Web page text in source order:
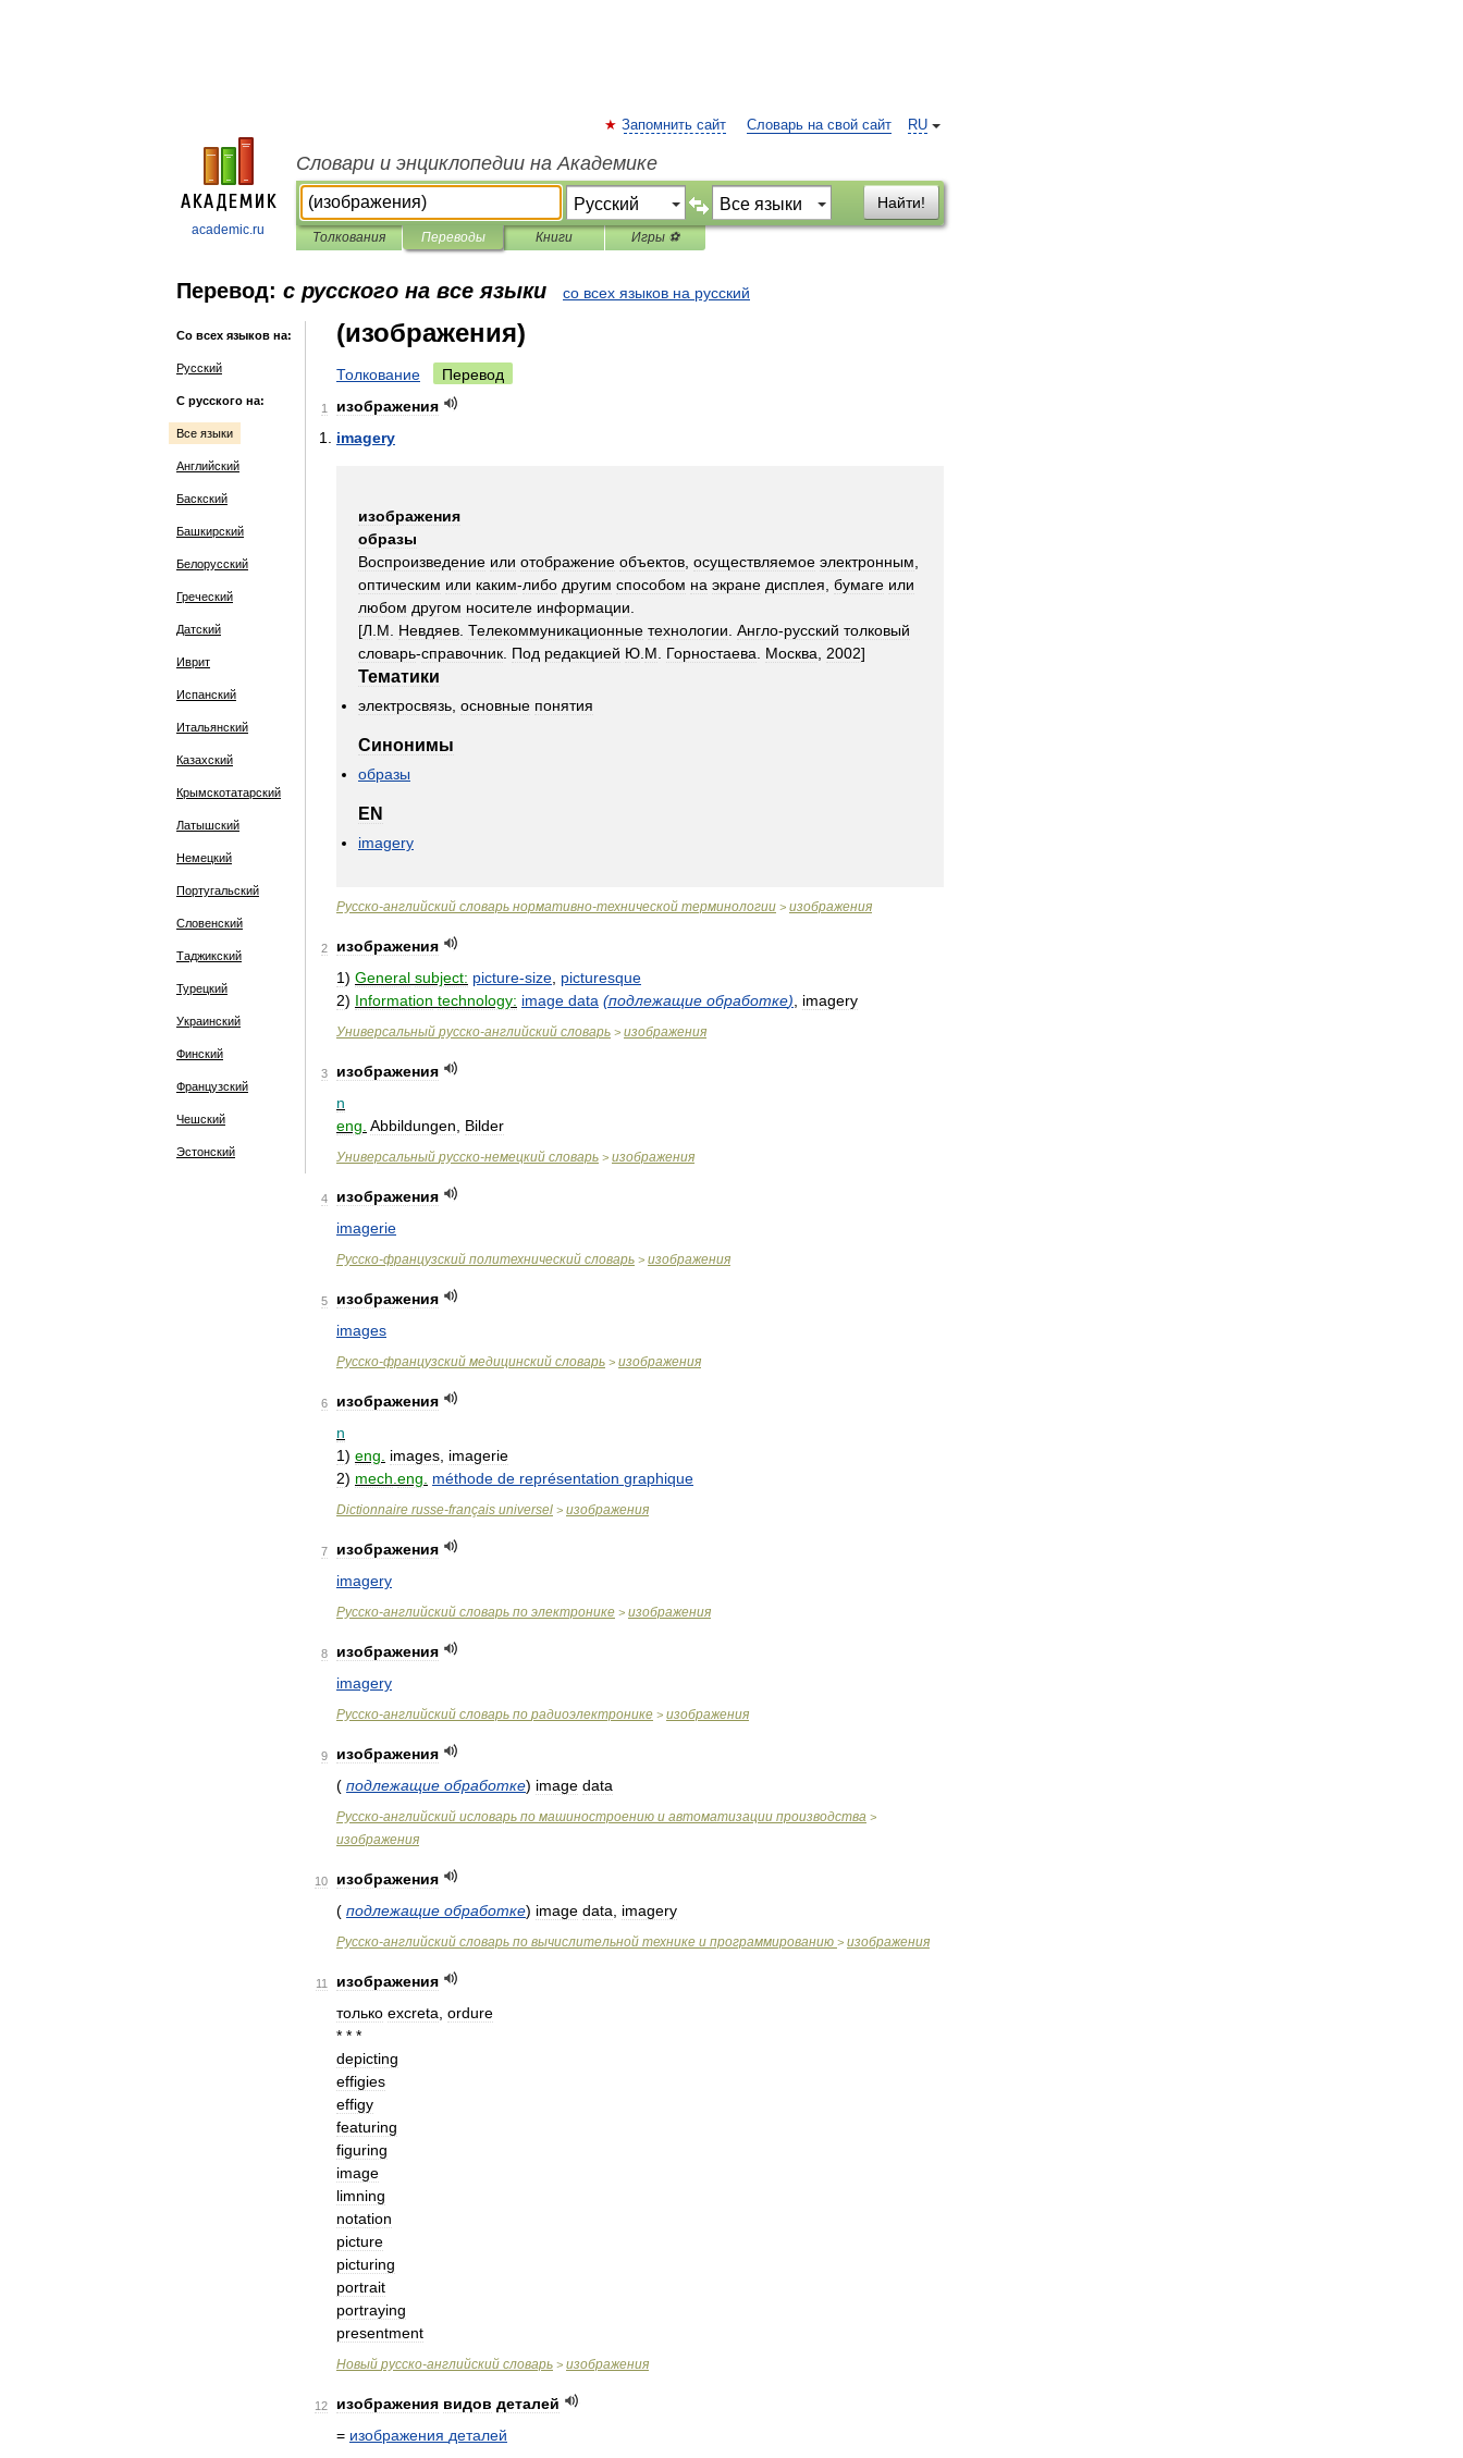
academic.ru
RU
Запомнить сайт Словарь на свой сайт
Словари и энциклопедии на Академике
Найти!
Толкования Переводы Книги Игры ⚽
Перевод: с русского на все языки со всех языков на русский
Со всех языков на:
Русский
С русского на:
Все языки
Английский
Баскский
Башкирский
Белорусский
Греческий
Датский
Иврит
Испанский
Итальянский
Казахский
Крымскотатарский
Латышский
Немецкий
Португальский
Словенский
Таджикский
Турецкий
Украинский
Финский
Французский
Чешский
Эстонский
(изображения)
Толкование Перевод
1
изображения
imagery
изображения
образы
Воспроизведение или отображение объектов осуществляемое электронным
оптическим или каким-либо другим способом на экране дисплея бумаге или
любом другом носителе информации
[Л М Невдяев Телекоммуникационные технологии Англо-русский толковый
словарь-справочник Под редакцией Ю М Горностаева Москва 2002]
Тематики
электросвязь основные понятия
Синонимы
образы
EN
imagery
Русско-английский словарь нормативно-технической терминологии > изображения
2
изображения
1) General subject: picture-size picturesque
2) Information technology: image data (подлежащие обработке) imagery
Универсальный русско-английский словарь > изображения
3
изображения
n
eng Abbildungen Bilder
Универсальный русско-немецкий словарь > изображения
4
изображения
imagerie
Русско-французский политехнический словарь > изображения
5
изображения
images
Русско-французский медицинский словарь > изображения
6
изображения
n
1) eng images imagerie
2) mech eng méthode de représentation graphique
Dictionnaire russe-français universel > изображения
7
изображения
imagery
Русско-английский словарь по электронике > изображения
8
изображения
imagery
Русско-английский словарь по радиоэлектронике > изображения
9
изображения
( подлежащие обработке) image data
Русско-английский исловарь по машиностроению и автоматизации производства >
изображения
10
изображения
( подлежащие обработке) image data imagery
Русско-английский словарь по вычислительной технике и программированию > изображения
11
изображения
только excreta ordure
* * *
depicting
effigies
effigy
featuring
figuring
image
limning
notation
picture
picturing
portrait
portraying
presentment
Новый русско-английский словарь > изображения
12 изображения видов деталей
= изображения деталей